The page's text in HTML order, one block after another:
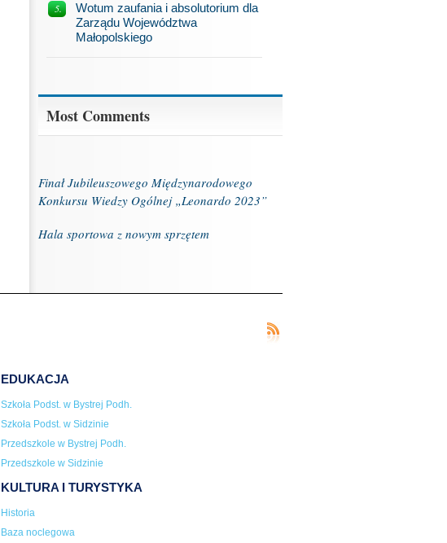
Wotum zaufania i absolutorium dla
Zarządu Województwa
Małopolskiego
Most Comments
Finał Jubileuszowego Międzynarodowego
Konkursu Wiedzy Ogólnej „Leonardo 2023”
Hala sportowa z nowym sprzętem
EDUKACJA
Szkoła Podst. w Bystrej Podh.
Szkoła Podst. w Sidzinie
Przedszkole w Bystrej Podh.
Przedszkole w Sidzinie
KULTURA I TURYSTYKA
Historia
Baza noclegowa